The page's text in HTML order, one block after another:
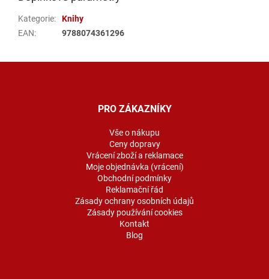
Kategorie:
Knihy
EAN: 9788074361296
PRO ZÁKAZNÍKY
Vše o nákupu
Ceny dopravy
Vrácení zboží a reklamace
Moje objednávka (vrácení)
Obchodní podmínky
Reklamační řád
Zásady ochrany osobních údajů
Zásady používání cookies
Kontakt
Blog